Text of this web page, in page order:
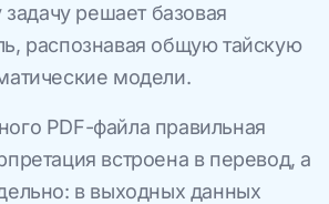
задачу решает базовая
распознавая общую тайскую
модели.
PDF-файла правильная
встроена в перевод, а
в выходных данных